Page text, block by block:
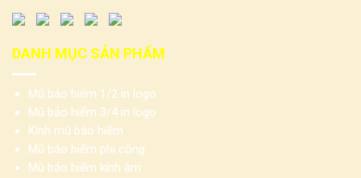
DANH MỤC SẢN PHẨM
Mũ bảo hiểm 1/2 in logo
Mũ bảo hiểm 3/4 in logo
Kính mũ bảo hiểm
Mũ bảo hiểm phi công
Mũ bảo hiểm kính âm